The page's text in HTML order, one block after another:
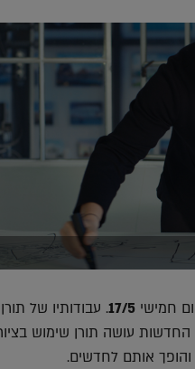
חמישי 17/5. עבודותיו של
החדשות עושה תורן שימוש
והופך אותם לחדשים.